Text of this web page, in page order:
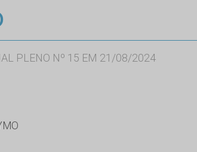
PLENO Nº 15 EM 21/08/2024